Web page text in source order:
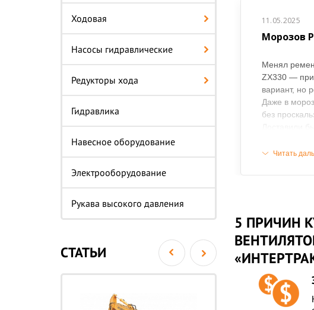
Ходовая
Насосы гидравлические
Редукторы хода
Гидравлика
Навесное оборудование
Электрооборудование
Рукава высокого давления
СТАТЬИ
11.05.2025
Морозов
Менял
ZX330 —
вариант, но
Даже в
без
побольше,
Читать
5 ПРИЧИН